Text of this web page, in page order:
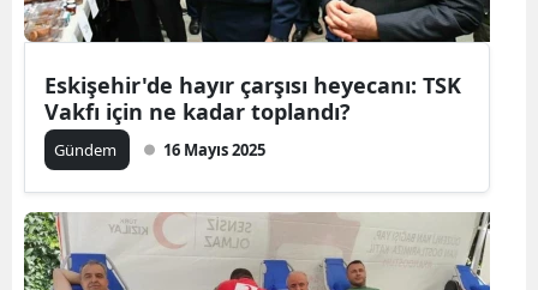
Eskişehir'de hayır çarşısı heyecanı: TSK
Vakfı için ne kadar toplandı?
Gündem 16 Mayıs 2025